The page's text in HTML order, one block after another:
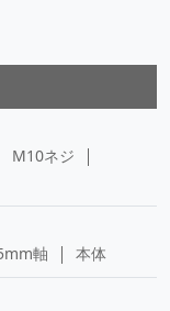
M10ネジ
軸 本体